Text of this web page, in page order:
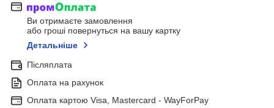
Ви отримаєте замовлення
або гроші повернуться на вашу картку
Детальніше
Післяплата
Оплата на рахунок
Оплата картою Visa, Mastercard - WayForPay